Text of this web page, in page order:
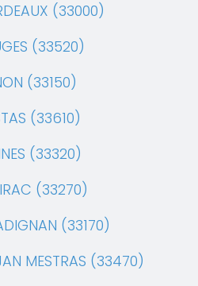
(33000)
(33520)
(33150)
(33610)
(33320)
(33270)
(33170)
MESTRAS (33470)